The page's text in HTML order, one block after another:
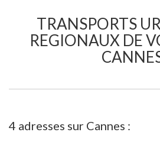
TRANSPORTS
REGIONAUX DE
4 adresses sur Cannes :